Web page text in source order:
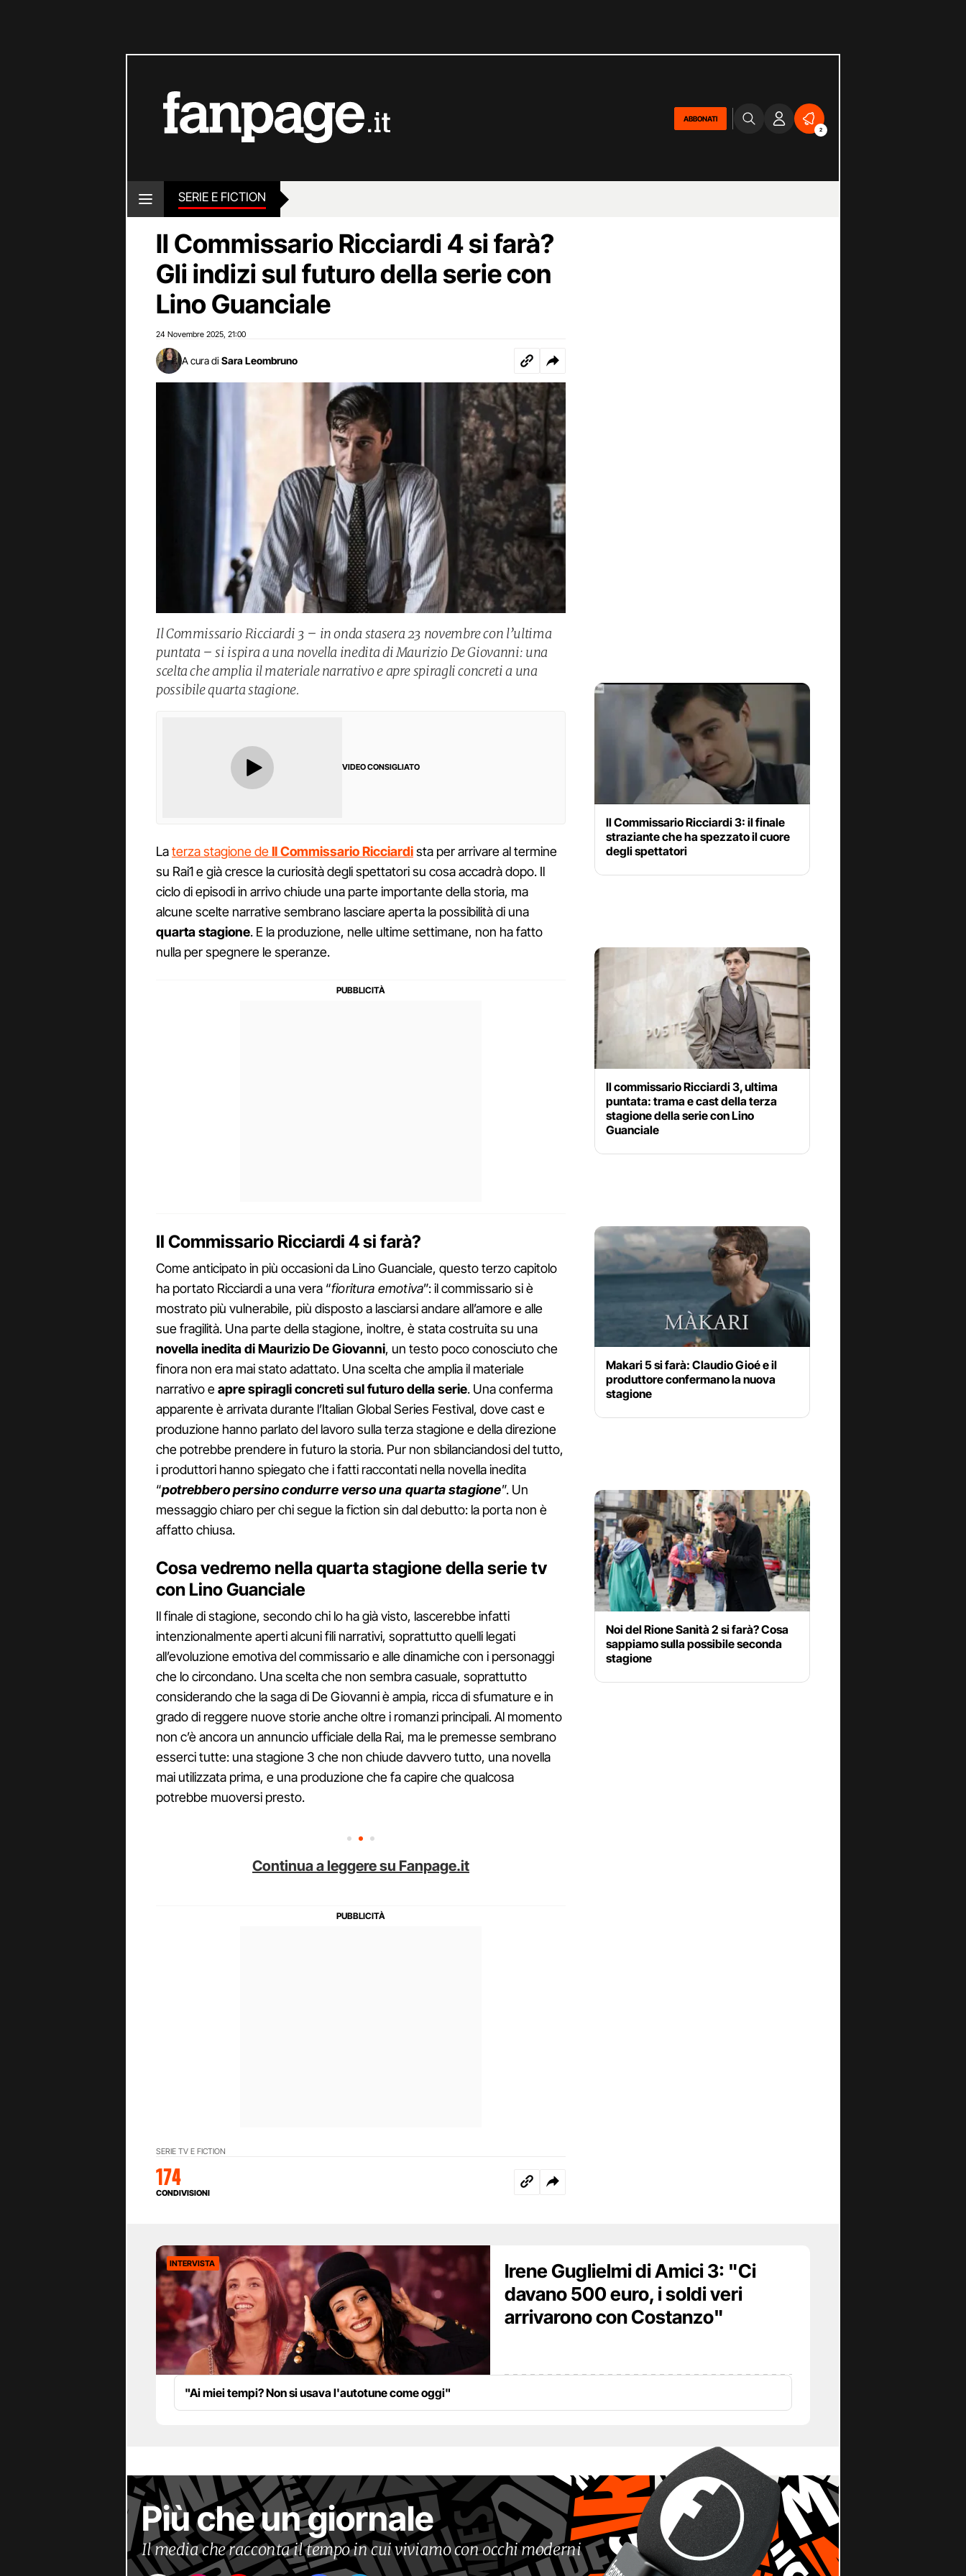
ABBONATI
2
SERIE E FICTION
Il Commissario Ricciardi 4 si farà?
Gli indizi sul futuro della serie con
Lino Guanciale
24 Novembre 2025 21:00
A cura di Sara Leombruno
Il Commissario Ricciardi 3 – in onda stasera 23 novembre con l’ultima
puntata – si ispira a una novella inedita di Maurizio De Giovanni: una
scelta che amplia il materiale narrativo e apre spiragli concreti a una
possibile quarta stagione.
VIDEO CONSIGLIATO
Laterza stagione deIl Commissario Ricciardista per arrivare al termine
su Rai1 e già cresce la curiosità degli spettatori su cosa accadrà dopo. Il
ciclo di episodi in arrivo chiude una parte importante della storia, ma
alcune scelte narrative sembrano lasciare aperta la possibilità di una
quarta stagione. E la produzione, nelle ultime settimane, non ha fatto
nulla per spegnere le speranze.
Il Commissario Ricciardi 4 si farà?
Come anticipato in più occasioni da Lino Guanciale, questo terzo capitolo
ha portato Ricciardi a una vera “fioritura emotiva”: il commissario si è
mostrato più vulnerabile, più disposto a lasciarsi andare all’amore e alle
sue fragilità. Una parte della stagione, inoltre, è stata costruita su una
novella ineditadi Maurizio De Giovanni, un testo poco conosciuto che
finora non era mai stato adattato. Una scelta che amplia il materiale
narrativo eapre spiragli concreti sul futuro della serie. Una conferma
apparente è arrivata durante l’Italian Global Series Festival, dove cast e
produzione hanno parlato del lavoro sulla terza stagione e della direzione
che potrebbe prendere in futuro la storia. Pur non sbilanciandosi del tutto,
i produttori hanno spiegato che i fatti raccontati nella novella inedita
“potrebbero persino condurre verso una quarta stagione”. Un
messaggio chiaro per chi segue la fiction sin dal debutto: la porta non è
affatto chiusa.
Cosa vedremo nella quarta stagione della serie tv
con Lino Guanciale
Il finale di stagione, secondo chi lo ha già visto, lascerebbe infatti
intenzionalmente aperti alcuni fili narrativi, soprattutto quelli legati
all’evoluzione emotiva del commissario e alle dinamiche con i personaggi
che lo circondano. Una scelta che non sembra casuale, soprattutto
considerando che la saga di De Giovanni è ampia, ricca di sfumature e in
grado di reggere nuove storie anche oltre i romanzi principali. Al momento
non c’è ancora un annuncio ufficiale della Rai, ma le premesse sembrano
esserci tutte: una stagione 3 che non chiude davvero tutto, una novella
mai utilizzata prima, e una produzione che fa capire che qualcosa
potrebbe muoversi presto.
Continua a leggere su Fanpage.it
SERIE TV E FICTION
174
CONDIVISIONI
Il Commissario Ricciardi 3: il finale
straziante che ha spezzato il cuore
degli spettatori
Il commissario Ricciardi 3, ultima
puntata: trama e cast della terza
stagione della serie con Lino
Guanciale
Makari 5 si farà: Claudio Gioé e il
produttore confermano la nuova
stagione
Noi del Rione Sanità 2 si farà? Cosa
sappiamo sulla possibile seconda
stagione
INTERVISTA
Irene Guglielmi di Amici 3: "Ci
davano 500 euro, i soldi veri
arrivarono con Costanzo"
"Ai miei tempi? Non si usava l'autotune come oggi"
Più che un giornale
Il media che racconta il tempo in cui viviamo con occhi moderni